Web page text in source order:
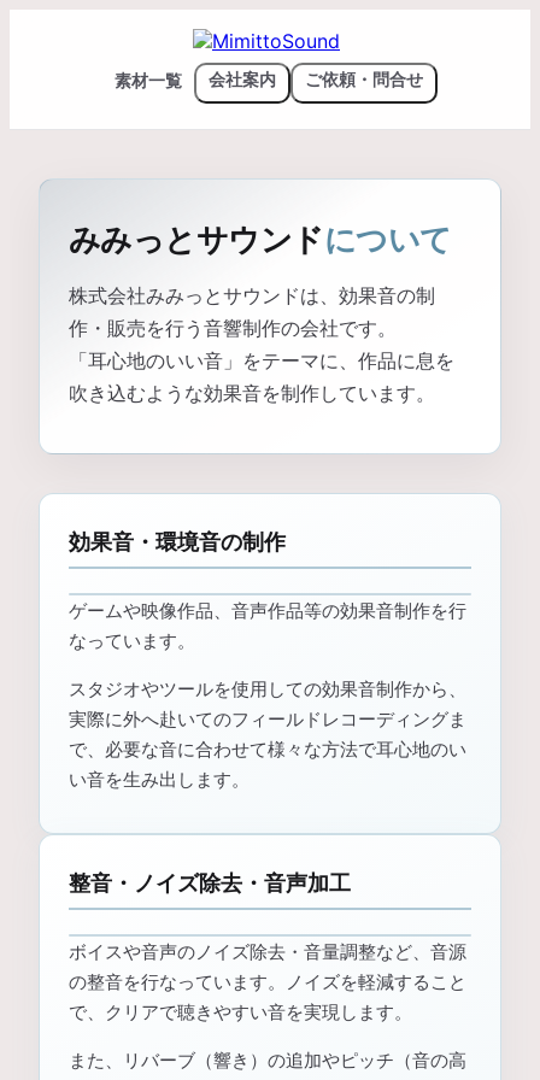
素材一覧 会社案内 ご依頼・問合せ
みみっとサウンドについて
株式会社みみっとサウンドは、効果音の制
作・販売を行う音響制作の会社です。
「耳心地のいい音」をテーマに、作品に息を
吹き込むような効果音を制作しています。
効果音・環境音の制作
ゲームや映像作品、音声作品等の効果音制作を行
なっています。
スタジオやツールを使用しての効果音制作から、
実際に外へ赴いてのフィールドレコーディングま
で、必要な音に合わせて様々な方法で耳心地のい
い音を生み出します。
整音・ノイズ除去・音声加工
ボイスや音声のノイズ除去・音量調整など、音源
の整音を行なっています。ノイズを軽減すること
で、クリアで聴きやすい音を実現します。
また、リバーブ（響き）の追加やピッチ（音の高